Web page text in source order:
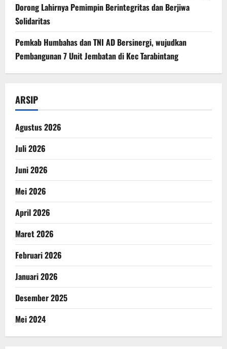
Dorong Lahirnya Pemimpin Berintegritas dan Berjiwa
Solidaritas
Pemkab Humbahas dan TNI AD Bersinergi, wujudkan
Pembangunan 7 Unit Jembatan di Kec Tarabintang
ARSIP
Agustus 2026
Juli 2026
Juni 2026
Mei 2026
April 2026
Maret 2026
Februari 2026
Januari 2026
Desember 2025
Mei 2024